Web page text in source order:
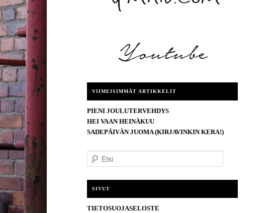
VIIMEISIMMÄT ARTIKKELIT
PIENI JOULUTERVEHDYS
HEI VAAN HEINÄKUU
SADEPÄIVÄN JUOMA (KIRJAVINKIN KERA!)
t
SIVUT
TIETOSUOJASELOSTE